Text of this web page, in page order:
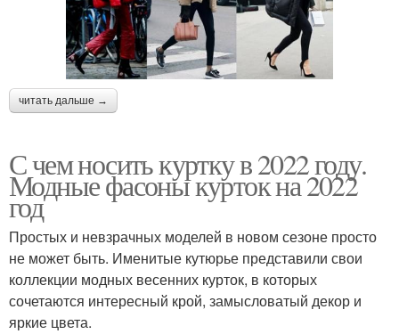
читать дальше →
С чем носить куртку в 2022 году.
Модные фасоны курток на 2022
год
Простых и невзрачных моделей в новом сезоне просто
не может быть. Именитые кутюрье представили свои
коллекции модных весенних курток, в которых
сочетаются интересный крой, замысловатый декор и
яркие цвета.